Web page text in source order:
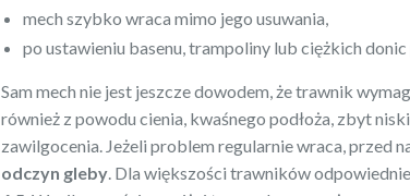
mech szybko wraca mimo jego usuwania,
po ustawieniu basenu, trampoliny lub ciężkich
Sam mech nie jest jeszcze dowodem, że trawnik
również z powodu cienia, kwaśnego podłoża, zbyt
zawilgocenia. Jeżeli problem regularnie wraca, przed
odczyn gleby. Dla większości trawników